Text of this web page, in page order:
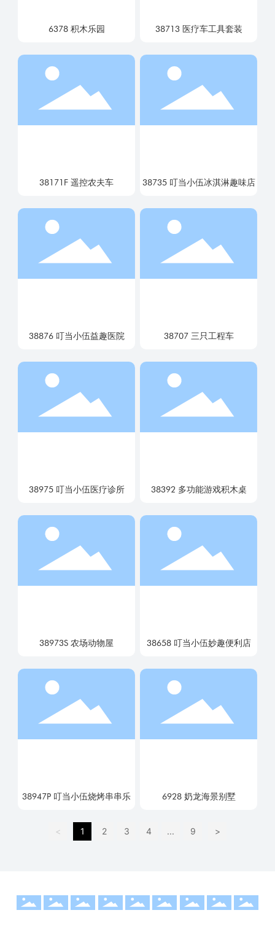
6378 积木乐园 38713 医疗车工具套装
38171F 遥控农夫车 38735 叮当小伍冰淇淋趣味店
38876 叮当小伍益趣医院 38707 三只工程车
38975 叮当小伍医疗诊所 38392 多功能游戏积木桌
38973S 农场动物屋 38658 叮当小伍妙趣便利店
38947P 叮当小伍烧烤串串乐 6928 奶龙海景别墅
< 1 2 3 4 ... 9 >